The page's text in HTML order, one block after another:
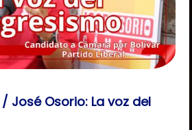
José Osorio: La voz del